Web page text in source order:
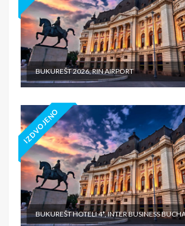
BUKUREŠT 2026, RIN AIRPORT
IZDVOJENO
BUKUREŠT HOTELI 4*, INTER BUSINESS